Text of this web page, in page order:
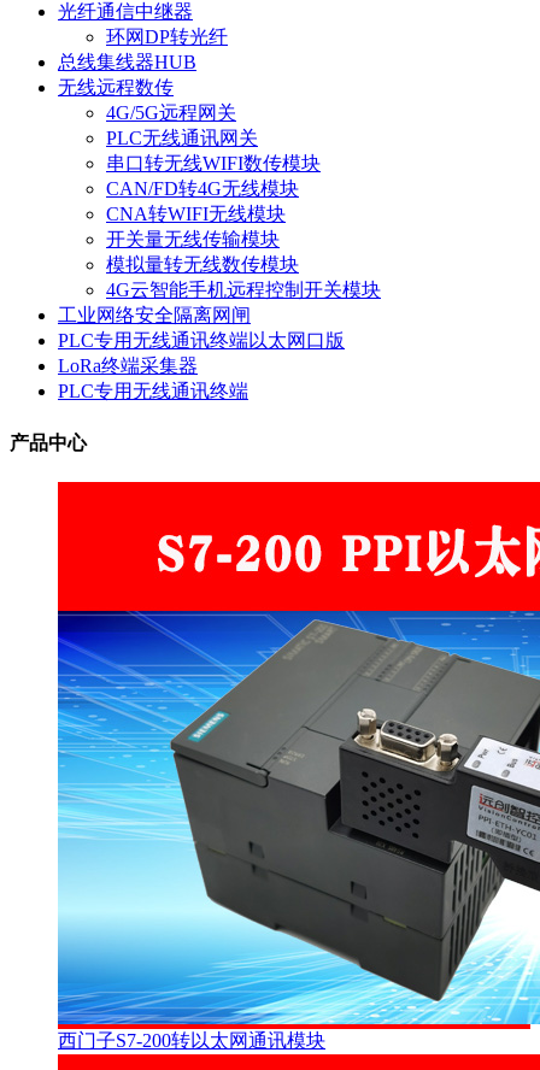
光纤通信中继器
环网DP转光纤
总线集线器HUB
无线远程数传
4G/5G远程网关
PLC无线通讯网关
串口转无线WIFI数传模块
CAN/FD转4G无线模块
CNA转WIFI无线模块
开关量无线传输模块
模拟量转无线数传模块
4G云智能手机远程控制开关模块
工业网络安全隔离网闸
PLC专用无线通讯终端以太网口版
LoRa终端采集器
PLC专用无线通讯终端
产品中心
西门子S7-200转以太网通讯模块